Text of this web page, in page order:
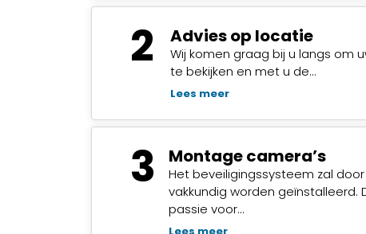
2 Advies op locatie
Wij komen graag bij u langs om
te bekijken en met u de…
Lees meer
3 Montage camera’s
Het beveiligingssysteem zal
vakkundig worden geïnstalleerd.
passie voor…